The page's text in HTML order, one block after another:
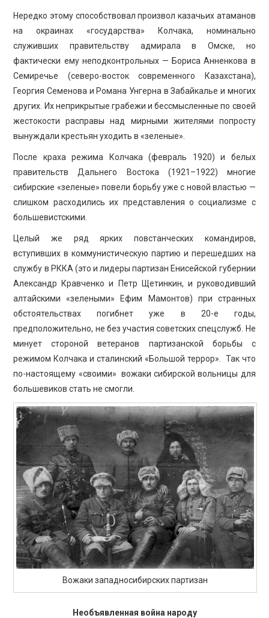
Нередко этому способствовал произвол казачьих атаманов
на окраинах «государства» Колчака, номинально
служивших правительству адмирала в Омске, но
фактически ему неподконтрольных — Бориса Анненкова в
Семиречье (северо-восток современного Казахстана),
Георгия Семенова и Романа Унгерна в Забайкалье и многих
других. Их неприкрытые грабежи и бессмысленные по своей
жестокости расправы над мирными жителями попросту
вынуждали крестьян уходить в «зеленые».
После краха режима Колчака (февраль 1920) и белых
правительств Дальнего Востока (1921–1922) многие
сибирские «зеленые» повели борьбу уже с новой властью —
слишком расходились их представления о социализме с
большевистскими.
Целый же ряд ярких повстанческих командиров,
вступивших в коммунистическую партию и перешедших на
службу в РККА (это и лидеры партизан Енисейской губернии
Александр Кравченко и Петр Щетинкин, и руководивший
алтайскими «зелеными» Ефим Мамонтов) при странных
обстоятельствах погибнет уже в 20-е годы,
предположительно, не без участия советских спецслужб. Не
минует стороной ветеранов партизанской борьбы с
режимом Колчака и сталинский «Большой террор». Так что
по-настоящему «своими» вожаки сибирской вольницы для
большевиков стать не смогли.
Вожаки западносибирских партизан
Необъявленная война народу